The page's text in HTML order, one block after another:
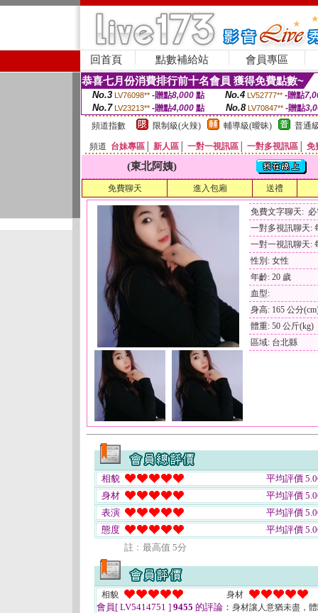
回首頁 點數補給站 會員專區
恭喜七月份消費排行前十名會員 獲得免費點數~
No.3 LV76098** -贈點8,000點 No.4 LV52777** -贈點
No.7 LV23213** -贈點4,000 點 No.8 LV70847** -贈點
頻道指數
限制級(火辣) 輔導級(曖昧) 普通
頻道 台妹專區 新人區 一對一視訊區 一對多視訊區 免
(東北阿姨)
免費聊天 進入包廂 送禮
免費文字聊天:
一對多視訊聊天:
一對一視訊聊天:
性別: 女性
年齡: 20 歲
血型:
身高: 165 公分
體重: 50 公斤(kg)
區域: 台北縣
相貌
平均評價
身材
平均評價
表演
平均評價
態度
平均評價
註﹕最高值 5分
相貌 身材
會員[ LV5414751 ] 9455 的評論： 身材讓人意猶未盡，